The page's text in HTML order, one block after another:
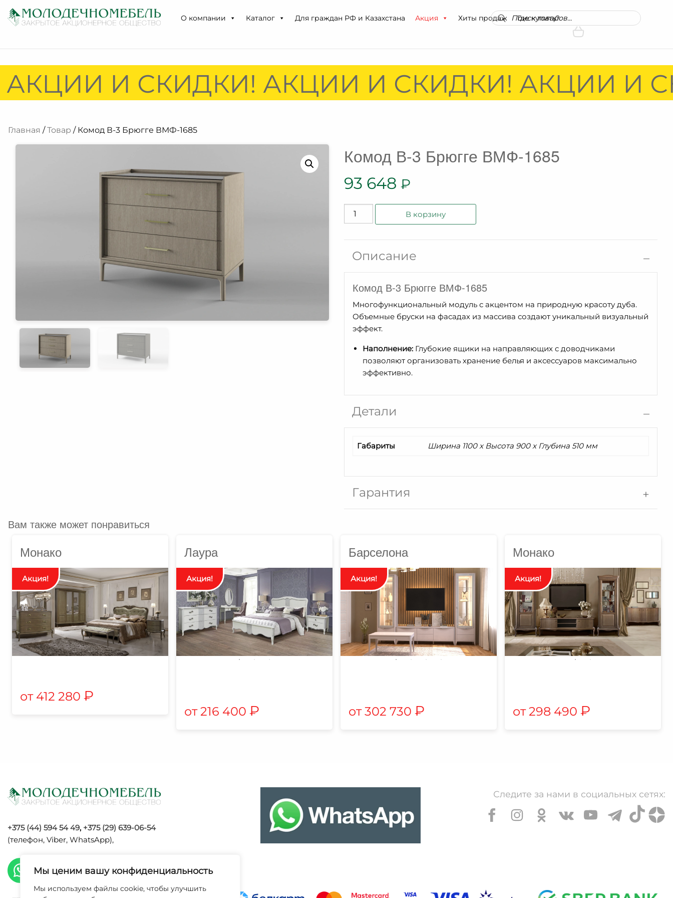
Мы ценим вашу конфиденциальность
Мы используем файлы cookie, чтобы улучшить
О компании Каталог Для граждан РФ и Казахстана Акция Хиты продаж Где купить?
Поиск
товаров
И СКИДКИ! АКЦИИ И СКИДКИ! АКЦИИ И
Главная /Товар / Комод В-3 Брюгге ВМФ-1685
Комод В-3 Брюгге ВМФ-1685
93 648 ₽
Количество
товара
Брюгге
ВМФ-1685
В корзину
Описание
Комод В-3 Брюгге ВМФ-1685
Многофункциональный модуль с акцентом на природную красоту дуба.
Объемные бруски на фасадах из массива создают уникальный визуальный
эффект.
Наполнение: Глубокие ящики на направляющих с доводчиками
позволяют организовать хранение белья и аксессуаров максимально
эффективно.
Детали
Габариты Ширина 1100 x Высота 900 x Глубина 510 мм
Гарантия
Вам также может понравиться
Монако
412 280 ₽
Лаура
216 400 ₽
Барселона
302 730 ₽
Монако
298 490 ₽
+375 (44) 594 54 49, +375 (29) 639-06-54
(телефон, Viber, WhatsApp),
Следите за нами в социальных сетях: